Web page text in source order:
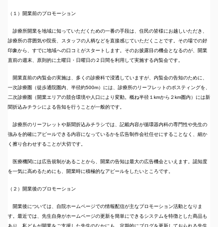
（１）開業前のプロモーション
診療所開業を地域に知っていただくための一番の手段は、住民の皆様にお越しいただき、
診療所の雰囲気や院長、スタッフの人柄などを直接感じていただくことです。その場での好
印象から、すでに地域への口コミがスタートします。そのお披露目の機会となるのが、開業
直前の週末、原則的に土曜日・日曜日の２日間を利用して実施する内覧会です。
開業直前の内覧会の実施は、多くの診療科で浸透していますが、内覧会の告知のために、
一次診療圏（徒歩通院圏内、半径約500m）には、診療所のリーフレットのポスティングを、
二次診療圏（開業エリアの競合環境や人口により変動。概ね半径１kmから２km圏内）には新
聞折込みチラシによる告知を行うことが一般的です。
診療所のリーフレットや新聞折込みチラシでは、記載内容が循環器内科の専門性や先生の
強みを的確にアピールできる内容になっているかを広告制作会社任せにすることなく、細か
く擦り合わせすることが大切です。
医療機関には広告規制があることから、開業の告知は最大の広告機会といえます。認知度
を一気に高めるためにも、開業時に積極的なアピールをしたいところです。
（２）開業後のプロモーション
開業後については、自院ホームページでの情報配信が主なプロモーション活動となりま
す。最近では、先生自身がホームページの更新を簡単にできるシステムを特徴とした商品も
あり、私どもが開業をご支援した先生のなかにも、定期的にブログを更新しておられる先生